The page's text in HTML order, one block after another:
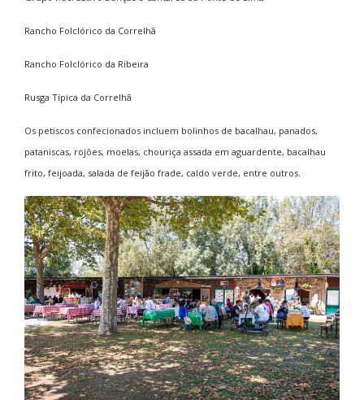
Rancho Folclórico da Correlhã
Rancho Folclórico da Ribeira
Rusga Típica da Correlhã
Os petiscos confecionados incluem bolinhos de bacalhau, panados,
pataniscas, rojões, moelas, chouriça assada em aguardente, bacalhau
frito, feijoada, salada de feijão frade, caldo verde, entre outros.